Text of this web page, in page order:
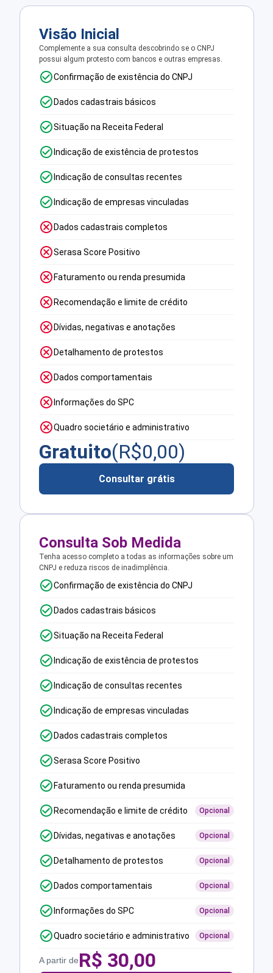
Visão Inicial
Complemente a sua consulta descobrindo se o CNPJ
possui algum protesto com bancos e outras empresas.
Confirmação de existência do CNPJ
Dados cadastrais básicos
Situação na Receita Federal
Indicação de existência de protestos
Indicação de consultas recentes
Indicação de empresas vinculadas
Dados cadastrais completos
Serasa Score Positivo
Faturamento ou renda presumida
Recomendação e limite de crédito
Dívidas, negativas e anotações
Detalhamento de protestos
Dados comportamentais
Informações do SPC
Quadro societário e administrativo
Gratuito(R$0,00)
Consultar grátis
Consulta Sob Medida
Tenha acesso completo a todas as informações sobre um
CNPJ e reduza riscos de inadimplência.
Confirmação de existência do CNPJ
Dados cadastrais básicos
Situação na Receita Federal
Indicação de existência de protestos
Indicação de consultas recentes
Indicação de empresas vinculadas
Dados cadastrais completos
Serasa Score Positivo
Faturamento ou renda presumida
Recomendação e limite de crédito Opcional
Dívidas, negativas e anotações Opcional
Detalhamento de protestos Opcional
Dados comportamentais Opcional
Informações do SPC Opcional
Quadro societário e administrativo Opcional
A partir deR$ 30,00